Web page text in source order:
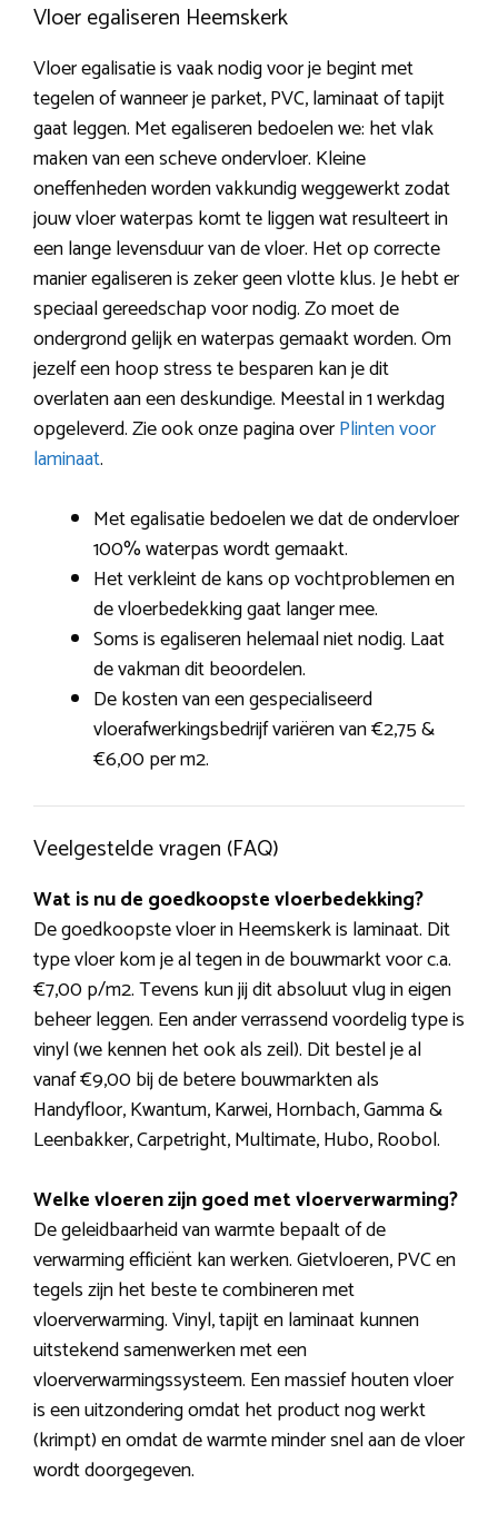
Vloer egaliseren Heemskerk
Vloer egalisatie is vaak nodig voor je begint met
tegelen of wanneer je parket, PVC, laminaat of tapijt
gaat leggen. Met egaliseren bedoelen we: het vlak
maken van een scheve ondervloer. Kleine
oneffenheden worden vakkundig weggewerkt zodat
jouw vloer waterpas komt te liggen wat resulteert in
een lange levensduur van de vloer. Het op correcte
manier egaliseren is zeker geen vlotte klus. Je hebt er
speciaal gereedschap voor nodig. Zo moet de
ondergrond gelijk en waterpas gemaakt worden. Om
jezelf een hoop stress te besparen kan je dit
overlaten aan een deskundige. Meestal in 1 werkdag
opgeleverd. Zie ook onze pagina overPlinten voor
laminaat.
Met egalisatie bedoelen we dat de ondervloer
100% waterpas wordt gemaakt.
Het verkleint de kans op vochtproblemen en
de vloerbedekking gaat langer mee.
Soms is egaliseren helemaal niet nodig. Laat
de vakman dit beoordelen.
De kosten van een gespecialiseerd
vloerafwerkingsbedrijf variëren van €2,75 &
€6,00 per m2.
Veelgestelde vragen (FAQ)
Wat is nu de goedkoopste vloerbedekking?
De goedkoopste vloer in Heemskerk is laminaat. Dit
type vloer kom je al tegen in de bouwmarkt voor c.a.
€7,00 p/m2. Tevens kun jij dit absoluut vlug in eigen
beheer leggen. Een ander verrassend voordelig type is
vinyl (we kennen het ook als zeil). Dit bestel je al
vanaf €9,00 bij de betere bouwmarkten als
Handyfloor, Kwantum, Karwei, Hornbach, Gamma &
Leenbakker, Carpetright, Multimate, Hubo, Roobol.
Welke vloeren zijn goed met vloerverwarming?
De geleidbaarheid van warmte bepaalt of de
verwarming efficiënt kan werken. Gietvloeren, PVC en
tegels zijn het beste te combineren met
vloerverwarming. Vinyl, tapijt en laminaat kunnen
uitstekend samenwerken met een
vloerverwarmingssysteem. Een massief houten vloer
is een uitzondering omdat het product nog werkt
(krimpt) en omdat de warmte minder snel aan de vloer
wordt doorgegeven.